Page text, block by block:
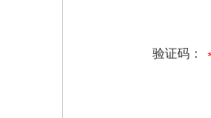
验证码：